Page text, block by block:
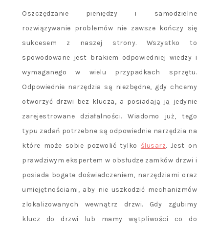
Oszczędzanie pieniędzy i samodzielne
rozwiązywanie problemów nie zawsze kończy się
sukcesem z naszej strony. Wszystko to
spowodowane jest brakiem odpowiedniej wiedzy i
wymaganego w wielu przypadkach sprzętu.
Odpowiednie narzędzia są niezbędne, gdy chcemy
otworzyć drzwi bez klucza, a posiadają ją jedynie
zarejestrowane działalności. Wiadomo już, tego
typu zadań potrzebne są odpowiednie narzędzia na
które może sobie pozwolić tylko ślusarz. Jest on
prawdziwym ekspertem w obsłudze zamków drzwi i
posiada bogate doświadczeniem, narzędziami oraz
umiejętnościami, aby nie uszkodzić mechanizmów
zlokalizowanych wewnątrz drzwi. Gdy zgubimy
klucz do drzwi lub mamy wątpliwości co do